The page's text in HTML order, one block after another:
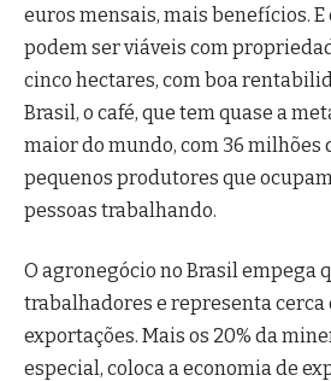
euros mensais, mais benefícios.
podem ser viáveis com
cinco hectares, com boa
Brasil, o café, que tem quase a
maior do mundo, com 36 milhões
pequenos produtores que ocupam
pessoas trabalhando.
O agronegócio no Brasil empega
trabalhadores e representa cerca
exportações. Mais os 20% da
especial, coloca a economia de